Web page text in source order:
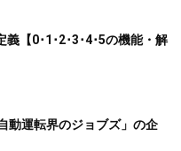
義【0･1･2･3･4･5の機能・解
動運転界のジョブズ」の企